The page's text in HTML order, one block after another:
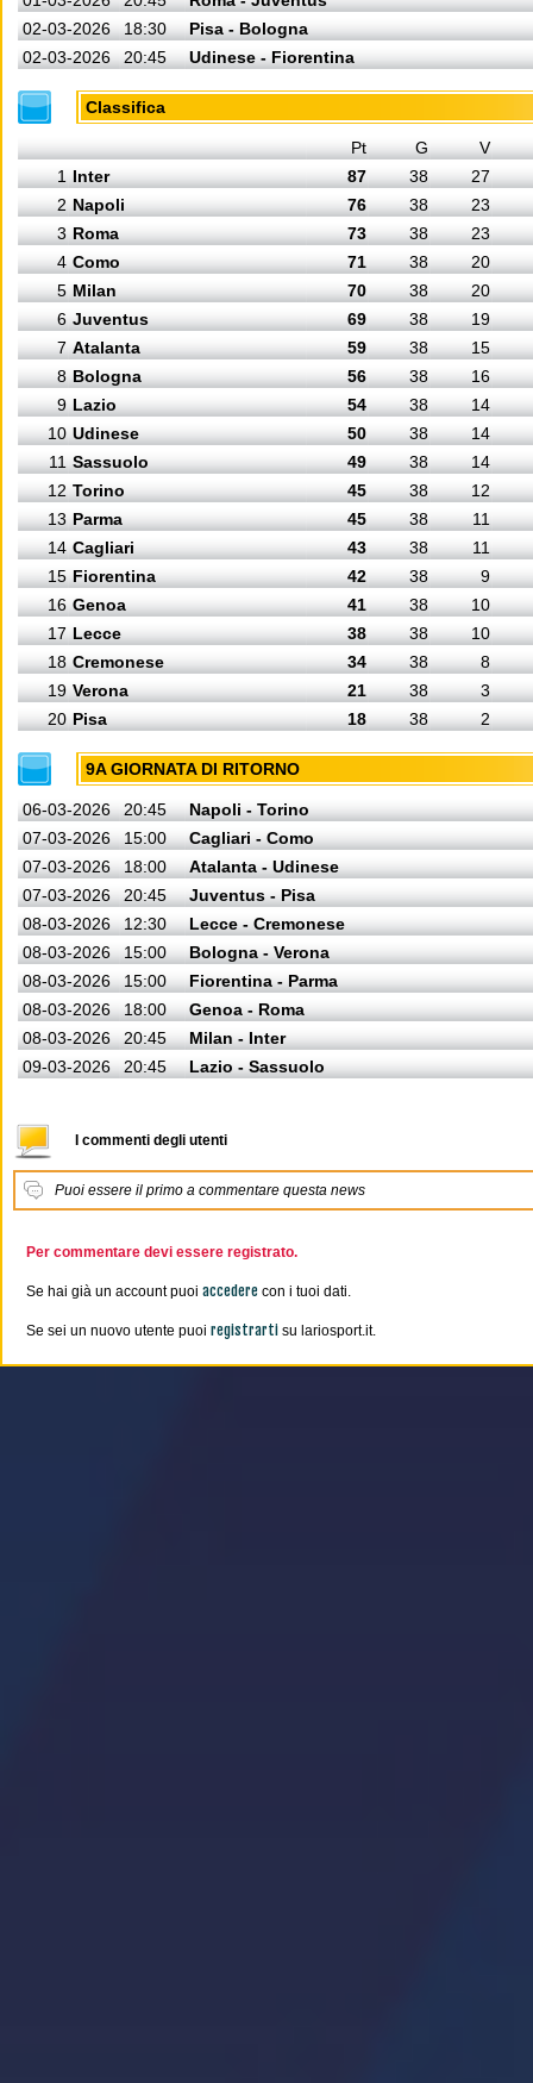
02-03-2026
18:30
Pisa - Bologna
02-03-2026
20:45 Udinese - Fiorentina
Classifica
Pt G
V
1 Inter 87 38
27
2 Napoli 76 38
23
3 Roma 73 38
23
4 Como 71 38
20
5 Milan 70 38
20
6 Juventus 69 38
19
7 Atalanta 59 38
15
8 Bologna 56 38
16
9 Lazio 54 38
14
10 Udinese 50 38
14
11 Sassuolo 49 38
14
12 Torino 45 38
12
13 Parma 45 38
11
14 Cagliari 43 38
11
15 Fiorentina 42 38
9
16 Genoa 41 38
10
17 Lecce 38 38
10
18 Cremonese 34 38
8
19 Verona 21 38
3
20 Pisa 18 38 2
9A GIORNATA DI RITORNO
06-03-2026 20:45
Napoli - Torino
07-03-2026
15:00
Cagliari - Como
07-03-2026
18:00
Atalanta - Udinese
07-03-2026
20:45
Juventus - Pisa
08-03-2026
12:30
Lecce - Cremonese
08-03-2026
15:00
Bologna - Verona
08-03-2026
15:00
Fiorentina - Parma
08-03-2026
18:00
Genoa - Roma
08-03-2026
20:45
Milan - Inter
09-03-2026
20:45 Lazio - Sassuolo
I commenti degli utenti
Puoi essere il primo a commentare questa news
Per commentare devi essere registrato.
Se hai già un account puoi accedere con i tuoi dati.
Se sei un nuovo utente puoi registrarti su lariosport.it.